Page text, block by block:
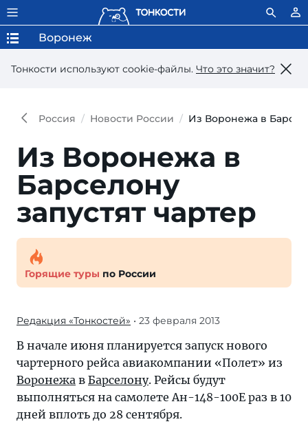
Тонкости используют сookie-файлы. Что это значит?
Воронеж
Россия Новости России Из Воронежа в
Из Воронежа в
Барселону
запустят чартер
Горящие туры по России
Редакция «Тонкостей» • 23 февраля 2013
В начале июня планируется запуск нового
чартерного рейса авиакомпании «Полет» из
Воронежа в Барселону. Рейсы будут
выполняться на самолете Ан-148-100Е раз в 10
дней вплоть до 28 сентября.